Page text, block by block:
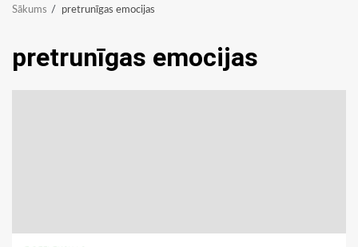
Sākums pretrunīgas emocijas
pretrunīgas emocijas